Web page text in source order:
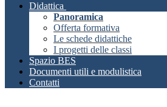
Didattica
Panoramica
Offerta formativa
Le schede didattiche
I progetti delle classi
Spazio BES
Documenti utili e modulistica
Contatti